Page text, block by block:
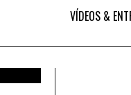
VÍDEOS &